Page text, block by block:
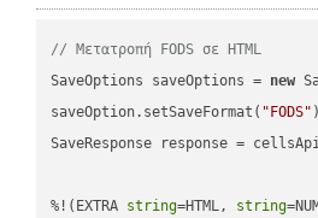
// Μετατροπή FODS σε HTML
SaveOptions saveOptions = new
saveOption.setSaveFormat( "FODS"
SaveResponse response =
%!(EXTRA string=HTML, string